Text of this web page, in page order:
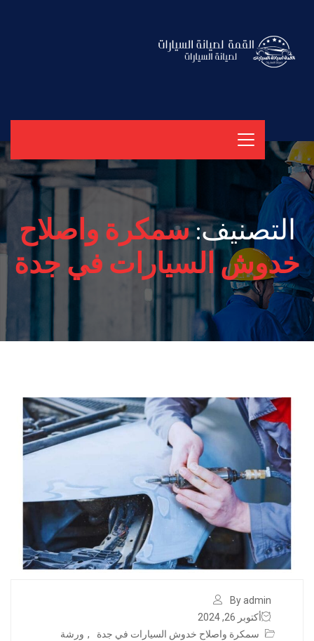
التصنيف:سمكرة واصلاح
خدوش السيارات في جدة
By admin
أكتوبر 26, 2024
سمكرة واصلاح خدوش السيارات في جدة
, ورشة